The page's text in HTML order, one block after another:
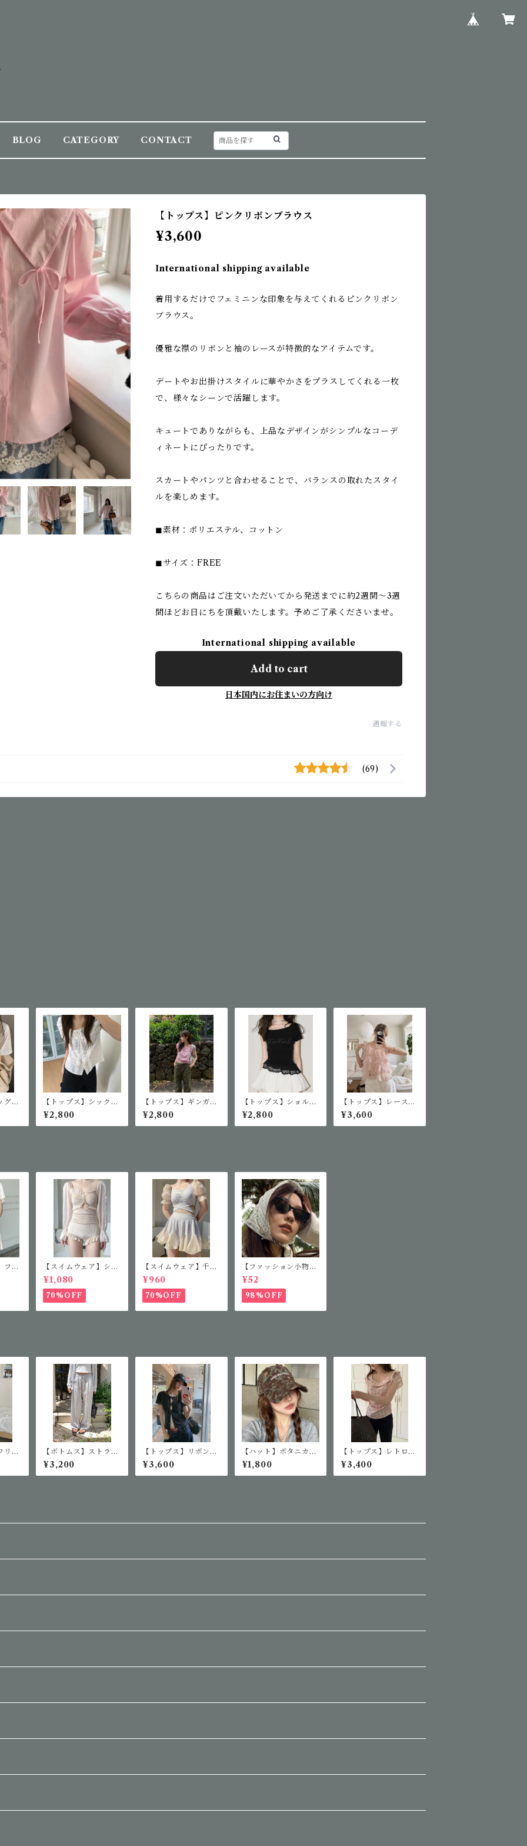
BLOG CATEGORY CONTACT
【トップス】ピンクリボンブラウス
¥3,600
International shipping available
着用するだけでフェミニンな印象を与えてくれるピンクリボン
ブラウス。
優雅な襟のリボンと袖のレースが特徴的なアイテムです。
デートやお出掛けスタイルに華やかさをプラスしてくれる一枚
で、様々なシーンで活躍します。
キュートでありながらも、上品なデザインがシンプルなコーデ
ィネートにぴったりです。
スカートやパンツと合わせることで、バランスの取れたスタイ
ルを楽しめます。
◼︎素材：ポリエステル、コットン
◼︎サイズ：FREE
こちらの商品はご注文いただいてから発送までに約2週間〜3週
間ほどお日にちを頂戴いたします。予めご了承くださいませ。
International shipping available
Add to cart
日本国内にお住まいの方向け
通報する
(69)
グプ
【トップス】シックチ
ェックシングルボタン
シャツ
¥2,800
【トップス】ギンガム
チェックギャザーブラ
ウス
¥2,800
【トップス】ショルダ
ーリボンオフショルT
シャツ
¥2,800
【トップス】レースフ
リル半袖ブラウス
¥3,600
フレ
【スイムウェア】シア
ースリーブフリルワン
ピース
¥1,080
70%OFF
【スイムウェア】千鳥
柄セパレート水着
¥960
70%OFF
【ファッション小物】
ファッションサングラ
ス
¥52
98%OFF
リル
【ボトムス】ストライ
プドローストリングワ
イドパンツ
¥3,200
【トップス】リボンド
ット柄トップス
¥3,600
【ハット】ボタニカル
柄ベースボールキャッ
プ
¥1,800
【トップス】レトロチ
ェック半袖ブラウス
¥3,400